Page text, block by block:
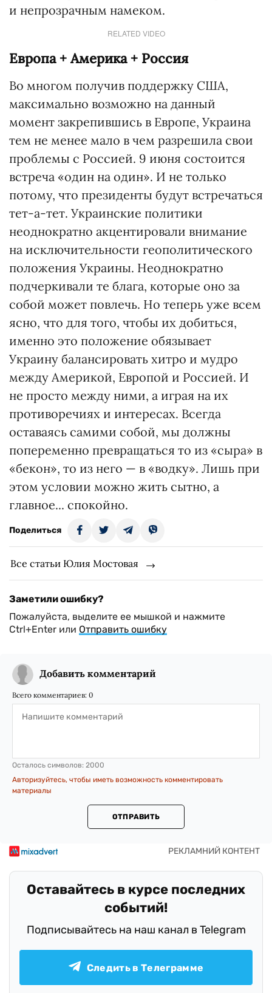
и непрозрачным намеком.
RELATED VIDEO
Европа + Америка + Россия
Во многом получив поддержку США,
максимально возможно на данный
момент закрепившись в Европе, Украина
тем не менее мало в чем разрешила свои
проблемы с Россией. 9 июня состоится
встреча «один на один». И не только
потому, что президенты будут встречаться
тет-а-тет. Украинские политики
неоднократно акцентировали внимание
на исключительности геополитического
положения Украины. Неоднократно
подчеркивали те блага, которые оно за
собой может повлечь. Но теперь уже всем
ясно, что для того, чтобы их добиться,
именно это положение обязывает
Украину балансировать хитро и мудро
между Америкой, Европой и Россией. И
не просто между ними, а играя на их
противоречиях и интересах. Всегда
оставаясь самими собой, мы должны
попеременно превращаться то из «сыра» в
«бекон», то из него — в «водку». Лишь при
этом условии можно жить сытно, а
главное... спокойно.
Поделиться
Все статьи Юлия Мостовая
Заметили ошибку?
Пожалуйста, выделите ее мышкой и нажмите
Ctrl+Enter или Отправить ошибку
Добавить комментарий
Всего комментариев: 0
Осталось символов: 2000
Авторизуйтесь, чтобы иметь возможность комментировать
материалы
ОТПРАВИТЬ
Оставайтесь в курсе последних
событий!
Подписывайтесь на наш канал в Telegram
Следить в Телеграмме